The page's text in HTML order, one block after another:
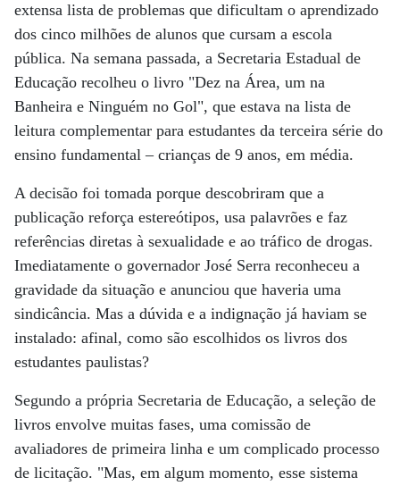
extensa lista de problemas que dificultam o aprendizado
dos cinco milhões de alunos que cursam a escola
pública. Na semana passada, a Secretaria Estadual de
Educação recolheu o livro "Dez na Área, um na
Banheira e Ninguém no Gol", que estava na lista de
leitura complementar para estudantes da terceira série do
ensino fundamental – crianças de 9 anos, em média.
A decisão foi tomada porque descobriram que a
publicação reforça estereótipos, usa palavrões e faz
referências diretas à sexualidade e ao tráfico de drogas.
Imediatamente o governador José Serra reconheceu a
gravidade da situação e anunciou que haveria uma
sindicância. Mas a dúvida e a indignação já haviam se
instalado: afinal, como são escolhidos os livros dos
estudantes paulistas?
Segundo a própria Secretaria de Educação, a seleção de
livros envolve muitas fases, uma comissão de
avaliadores de primeira linha e um complicado processo
de licitação. "Mas, em algum momento, esse sistema